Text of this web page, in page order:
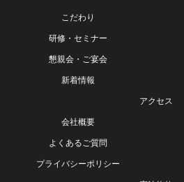
こだわり
研修・セミナー
懇親会・ご宴会
新着情報
アクセス
会社概要
よくあるご質問
プライバシーポリシー